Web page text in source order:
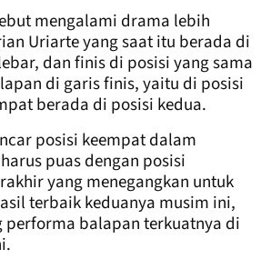
mengalami drama lebih
Uriarte yang saat itu berada di
dan finis di posisi yang sama
di garis finis, yaitu di posisi
berada di posisi kedua.
posisi keempat dalam
puas dengan posisi
yang menegangkan untuk
terbaik keduanya musim ini,
balapan terkuatnya di